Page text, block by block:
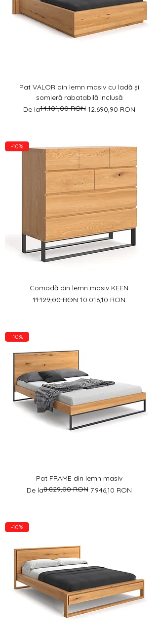
Pat VALOR din lemn masiv cu ladă și
somieră rabatabilă inclusă
De la
Preț normal
14.101,00 RON 12.690,90 RON
Preț redus
-10%
Comodă din lemn masiv KEEN
Preț normal
11.129,00 RON Preț redus
10.016,10 RON
-10%
Pat FRAME din lemn masiv
De la
Preț normal
8.829,00 RON 7.946,10 RON
Preț redus
-10%